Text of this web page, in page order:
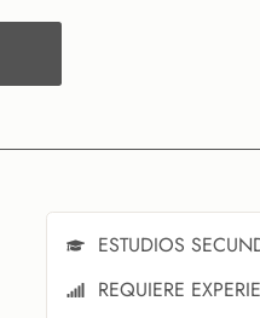
ESTUDIOS
REQUIERE